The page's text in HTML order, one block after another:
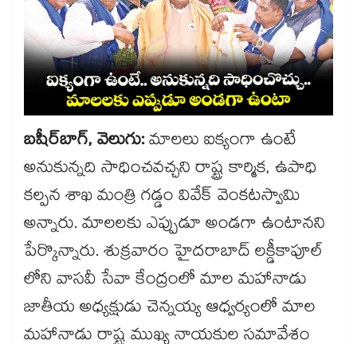
బషీర్​బాగ్, వెలుగు:మాలలు ఐక్యంగా ఉంటే
అనుకున్నది సాధించవచ్చని రాష్ట్ర కార్మిక, ఉపాధి
కల్పన శాఖ మంత్రి గడ్డం వివేక్ వెంకటస్వామి
అన్నారు. మాలలకు ఎప్పుడూ అండగా ఉంటానని
పేర్కొన్నారు. శుక్రవారం హైదరాబాద్ లక్డీకాపూల్
లోని వాసవీ సేవా కేంద్రంలో మాల మహానాడు
జాతీయ అధ్యక్షుడు చెన్నయ్య ఆధ్వర్యంలో మాల
మహానాడు రాష్ట్ర ముఖ్య నాయకుల సమావేశం